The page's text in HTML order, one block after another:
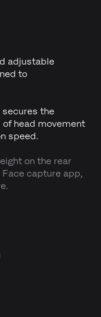
adjustable
to
secures the
head movement
speed.
on the rear
capture app,